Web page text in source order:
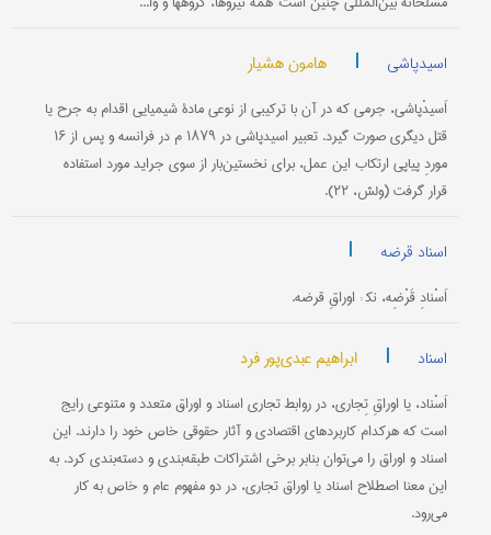
اسیدپاشی | هامون هشیار
اَسیدْپاشی، جرمی که در آن با ترکیبی از نوعی مادۀ شیمیایی اقدام به جرح یا
قتل دیگری صورت گیرد. تعبیر اسیدپاشی در ۱۸۷۹ م در فرانسه و پس از ۱۶
موردِ پیاپی ارتکاب این عمل، برای نخستین‌بار از سوی جراید مورد استفاده
قرار گرفت (ولش، ۲۲).
اسناد قرضه |
اَسْنادِ قَرْضِه، نک‍ : اوراقِ قرضه.
اسناد | ابراهیم عبدی‌پور فرد
اَسْناد، یا اوراقِ تِجاری، در روابط تجاری اسناد و اوراق متعدد و متنوعی رایج
است که هرکدام کاربردهای اقتصادی و آثار حقوقی خاص خود را دارند. این
اسناد و اوراق را می‌توان بنابر برخی اشتراکات طبقه‌بندی و دسته‌بندی کرد. به
این معنا اصطلاح اسناد یا اوراق تجاری، در دو مفهوم عام و خاص به کار
می‌رود.